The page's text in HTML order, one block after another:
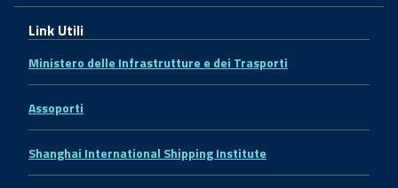
Link Utili
Ministero delle Infrastrutture e dei Trasporti
Assoporti
Shanghai International Shipping Institute